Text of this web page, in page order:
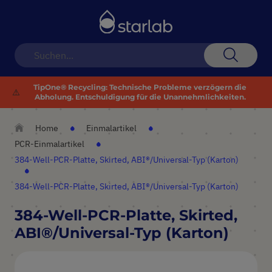
⚠️
TipOne® Recycling: Technische Probleme verzögern die
Abholung. Entschuldigung für die Unannehmlichkeiten.
Home
Einmalartikel
PCR-Einmalartikel
384-Well-PCR-Platte, Skirted, ABI®/Universal-Typ (Karton)
384-Well-PCR-Platte, Skirted, ABI®/Universal-Typ (Karton)
384-Well-PCR-Platte, Skirted,
ABI®/Universal-Typ (Karton)